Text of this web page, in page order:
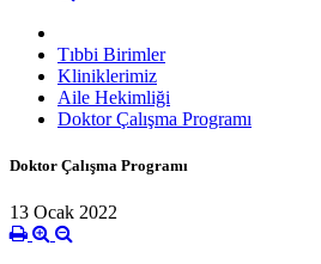
Tıbbi Birimler
Kliniklerimiz
Aile Hekimliği
Doktor Çalışma Programı
Doktor Çalışma Programı
13 Ocak 2022